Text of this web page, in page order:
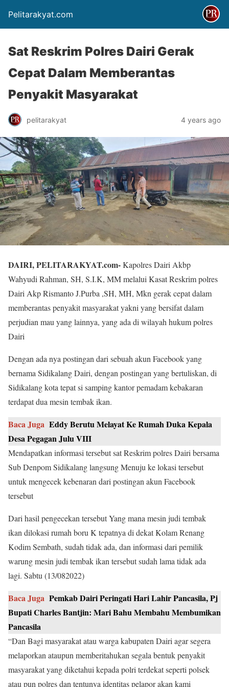
Pelitarakyat.com
Sat Reskrim Polres Dairi Gerak
Cepat Dalam Memberantas
Penyakit Masyarakat
pelitarakyat 4 years ago
DAIRI, PELITARAKYAT.com-Kapolres Dairi Akbp
Wahyudi Rahman, SH, S.I.K, MM melalui Kasat Reskrim polres
Dairi Akp Rismanto J.Purba ,SH, MH, Mkn gerak cepat dalam
memberantas penyakit masyarakat yakni yang bersifat dalam
perjudian mau yang lainnya, yang ada di wilayah hukum polres
Dairi
Dengan ada nya postingan dari sebuah akun Facebook yang
bernama Sidikalang Dairi, dengan postingan yang bertuliskan, di
Sidikalang kota tepat si samping kantor pemadam kebakaran
terdapat dua mesin tembak ikan.
Baca Juga Eddy Berutu Melayat Ke Rumah Duka Kepala
Desa Pegagan Julu VIII
Mendapatkan informasi tersebut sat Reskrim polres Dairi bersama
Sub Denpom Sidikalang langsung Menuju ke lokasi tersebut
untuk mengecek kebenaran dari postingan akun Facebook
tersebut
Dari hasil pengecekan tersebut Yang mana mesin judi tembak
ikan dilokasi rumah boru K tepatnya di dekat Kolam Renang
Kodim Sembath, sudah tidak ada, dan informasi dari pemilik
warung mesin judi tembak ikan tersebut sudah lama tidak ada
lagi. Sabtu (13/082022)
Baca Juga Pemkab Dairi Peringati Hari Lahir Pancasila, Pj
Bupati Charles Bantjin: Mari Bahu Membahu Membumikan
Pancasila
“Dan Bagi masyarakat atau warga kabupaten Dairi agar segera
melaporkan ataupun memberitahukan segala bentuk penyakit
masyarakat yang diketahui kepada polri terdekat seperti polsek
atau pun polres dan tentunya identitas pelapor akan kami